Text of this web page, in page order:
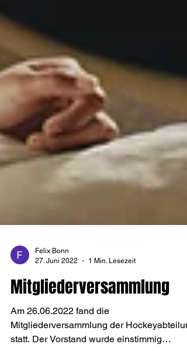
Felix Bonn
27. Juni 2022
1 Min. Lesezeit
Mitgliederversammlung